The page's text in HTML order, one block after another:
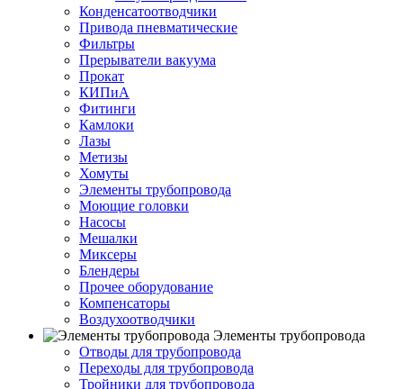
Конденсатоотводчики
Привода пневматические
Фильтры
Прерыватели вакуума
Прокат
КИПиА
Фитинги
Камлоки
Лазы
Метизы
Хомуты
Элементы трубопровода
Моющие головки
Насосы
Мешалки
Миксеры
Блендеры
Прочее оборудование
Компенсаторы
Воздухоотводчики
Элементы трубопровода
Отводы для трубопровода
Переходы для трубопровода
Тройники для трубопровода